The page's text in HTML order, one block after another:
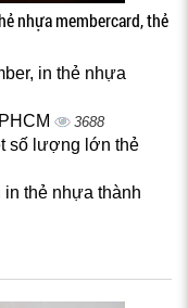
nhựa membercard, thẻ
in thẻ nhựa
3688
số lượng lớn thẻ
thẻ nhựa thành